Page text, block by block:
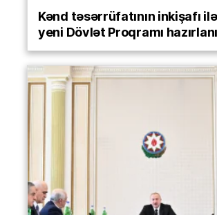
Kənd təsərrüfatının inkişafı
yeni Dövlət Proqramı